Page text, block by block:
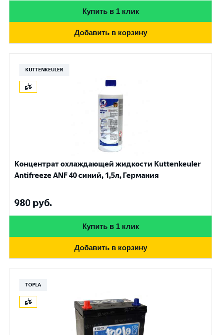
Купить в 1 клик
Добавить в корзину
KUTTENKEULER
Концентрат охлаждающей жидкости Kuttenkeuler
Antifreeze ANF 40 синий, 1,5л, Германия
980 руб.
Купить в 1 клик
Добавить в корзину
TOPLA